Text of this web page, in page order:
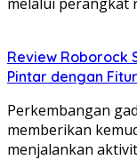
Review Roborock
Pintar dengan
Perkembangan
memberikan
menjalankan